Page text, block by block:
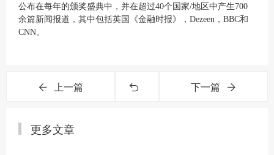
公布在每年的颁奖盛典中，并在超过40个国家/地区中产生700
余篇新闻报道，其中包括英国《金融时报》，Dezeen，BBC和
CNN。
上一篇 下一篇
更多文章